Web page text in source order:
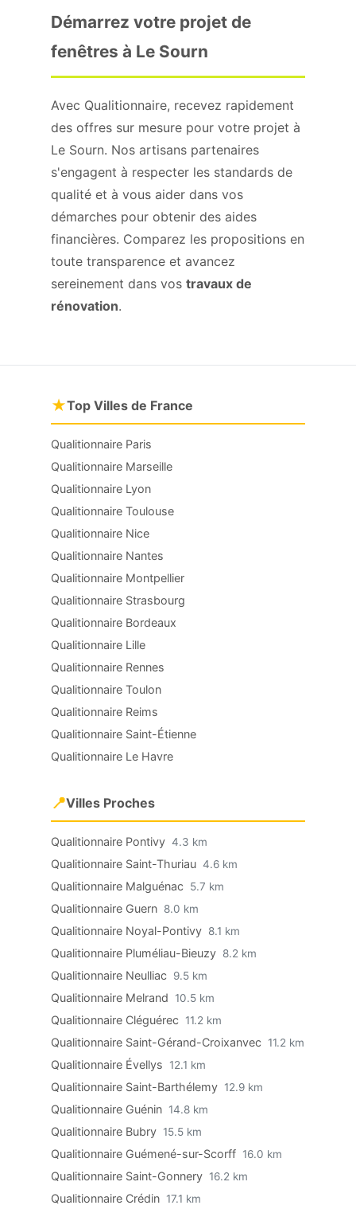
Démarrez votre projet de
fenêtres à Le Sourn
Avec Qualitionnaire, recevez rapidement
des offres sur mesure pour votre projet à
Le Sourn. Nos artisans partenaires
s'engagent à respecter les standards de
qualité et à vous aider dans vos
démarches pour obtenir des aides
financières. Comparez les propositions en
toute transparence et avancez
sereinement dans vos travaux de
rénovation.
★Top Villes de France
Qualitionnaire Paris
Qualitionnaire Marseille
Qualitionnaire Lyon
Qualitionnaire Toulouse
Qualitionnaire Nice
Qualitionnaire Nantes
Qualitionnaire Montpellier
Qualitionnaire Strasbourg
Qualitionnaire Bordeaux
Qualitionnaire Lille
Qualitionnaire Rennes
Qualitionnaire Toulon
Qualitionnaire Reims
Qualitionnaire Saint-Étienne
Qualitionnaire Le Havre
📍Villes Proches
Qualitionnaire Pontivy 4.3 km
Qualitionnaire Saint-Thuriau 4.6 km
Qualitionnaire Malguénac 5.7 km
Qualitionnaire Guern 8.0 km
Qualitionnaire Noyal-Pontivy 8.1 km
Qualitionnaire Pluméliau-Bieuzy 8.2 km
Qualitionnaire Neulliac 9.5 km
Qualitionnaire Melrand 10.5 km
Qualitionnaire Cléguérec 11.2 km
Qualitionnaire Saint-Gérand-Croixanvec 11.2 km
Qualitionnaire Évellys 12.1 km
Qualitionnaire Saint-Barthélemy 12.9 km
Qualitionnaire Guénin 14.8 km
Qualitionnaire Bubry 15.5 km
Qualitionnaire Guémené-sur-Scorff 16.0 km
Qualitionnaire Saint-Gonnery 16.2 km
Qualitionnaire Crédin 17.1 km